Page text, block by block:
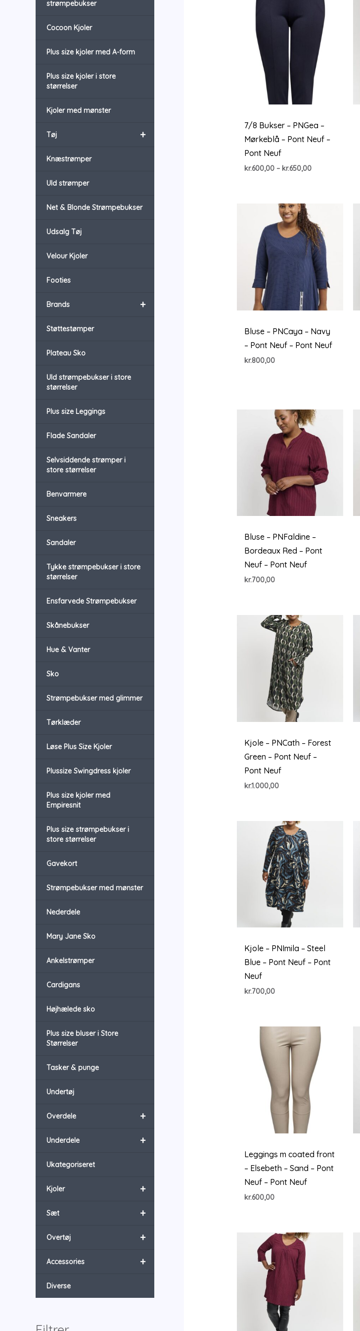
strømpebukser
Cocoon Kjoler
Plus size kjoler med A-form
Plus size kjoler i store
størrelser
Kjoler med mønster
+
Tøj
Knæstrømper
Uld strømper
Net & Blonde Strømpebukser
Udsalg Tøj
Velour Kjoler
Footies
+
Brands
Støttestømper
Plateau Sko
Uld strømpebukser i store
størrelser
Plus size Leggings
Flade Sandaler
Selvsiddende strømper i
store størrelser
Benvarmere
Sneakers
Sandaler
Tykke strømpebukser i store
størrelser
Ensfarvede Strømpebukser
Skånebukser
Hue & Vanter
Sko
Strømpebukser med glimmer
Tørklæder
Løse Plus Size Kjoler
Plussize Swingdress kjoler
Plus size kjoler med
Empiresnit
Plus size strømpebukser i
store størrelser
Gavekort
Strømpebukser med mønster
Nederdele
Mary Jane Sko
Ankelstrømper
Cardigans
Højhælede sko
Plus size bluser i Store
Størrelser
Tasker & punge
Undertøj
+
Overdele
+
Underdele
Ukategoriseret
+
Kjoler
+
Sæt
+
Overtøj
+
Accessories
Diverse
7/8 Bukser – PNGea –
Mørkeblå – Pont Neuf –
Pont Neuf
kr.600,00 – kr.650,00Prisinterval:
Bluse – PNCaya – Navy
– Pont Neuf – Pont Neuf
kr.800,00
Bluse – PNFaldine –
Bordeaux Red – Pont
Neuf – Pont Neuf
kr.700,00
Kjole – PNCath – Forest
Green – Pont Neuf –
Pont Neuf
kr.1.000,00
Kjole – PNImila – Steel
Blue – Pont Neuf – Pont
Neuf
kr.700,00
Leggings m coated front
– Elsebeth – Sand – Pont
Neuf – Pont Neuf
kr.600,00